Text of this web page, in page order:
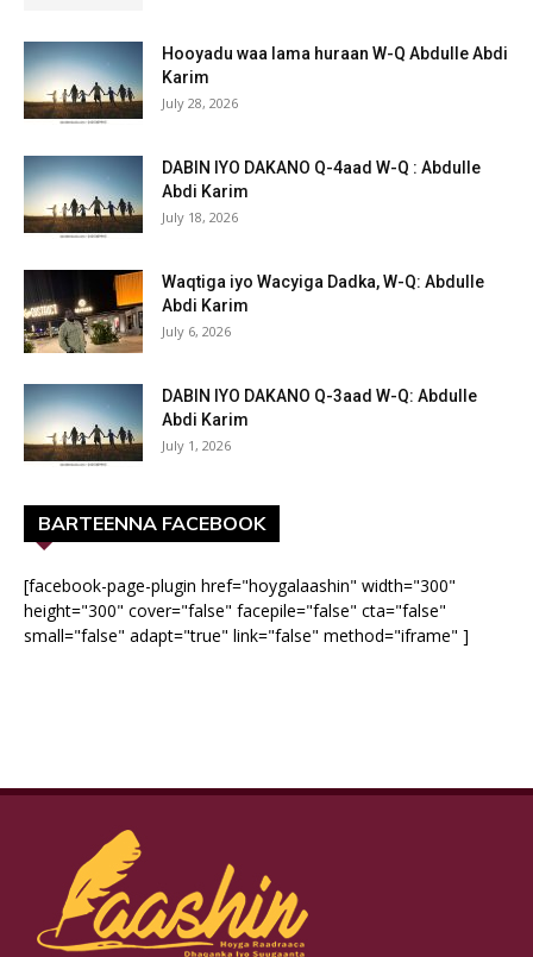
Hooyadu waa lama huraan W-Q Abdulle Abdi
Karim
July 28, 2026
DABIN IYO DAKANO Q-4aad W-Q : Abdulle
Abdi Karim
July 18, 2026
Waqtiga iyo Wacyiga Dadka, W-Q: Abdulle
Abdi Karim
July 6, 2026
DABIN IYO DAKANO Q-3aad W-Q: Abdulle
Abdi Karim
July 1, 2026
BARTEENNA FACEBOOK
[facebook-page-plugin href="hoygalaashin" width="300"
height="300" cover="false" facepile="false" cta="false"
small="false" adapt="true" link="false" method="iframe" ]